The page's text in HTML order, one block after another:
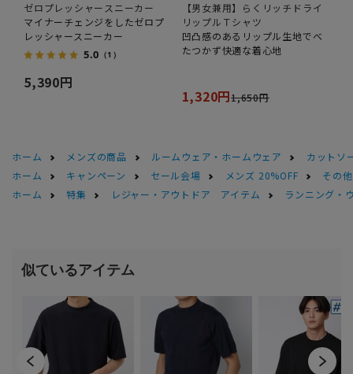
ゼロプレッシャースニーカー
マイナーチェンジをしたゼロプ
レッシャースニーカー
5.0 （1）
5,390円
【男女兼用】らくリッチドライ
リップルＴシャツ
凹凸感のあるリップル生地でべ
たつかず快適な着心地
1,320円1,650円
ホーム メンズの商品 ルームウェア・ホームウェア
カットソ
ホーム
キャンペーン セール会場 メンズ 20%OFF
その
ホーム
特集 レジャー・アウトドア アイテム ランニング・